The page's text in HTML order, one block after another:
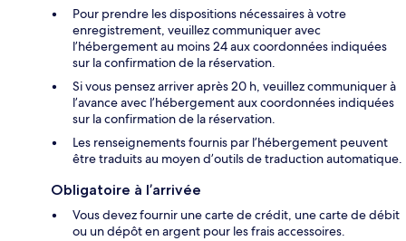
Pour prendre les dispositions nécessaires à votre
enregistrement, veuillez communiquer avec
l’hébergement au moins 24 aux coordonnées indiquées
sur la confirmation de la réservation.
Si vous pensez arriver après 20 h, veuillez communiquer à
l’avance avec l’hébergement aux coordonnées indiquées
sur la confirmation de la réservation.
Les renseignements fournis par l’hébergement peuvent
être traduits au moyen d’outils de traduction automatique.
Obligatoire à l’arrivée
Vous devez fournir une carte de crédit, une carte de débit
ou un dépôt en argent pour les frais accessoires.